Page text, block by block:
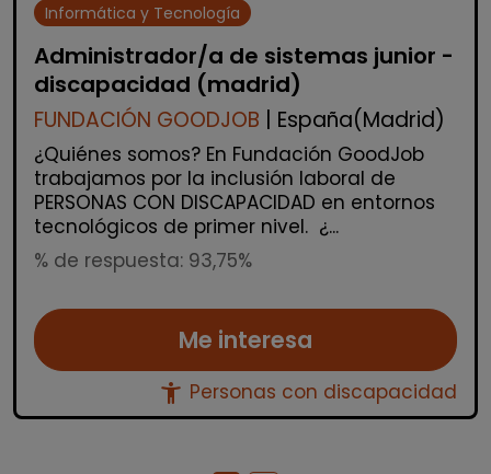
Informática y Tecnología
Administrador/a de sistemas junior -
discapacidad (madrid)
FUNDACIÓN GOODJOB | España(Madrid)
¿Quiénes somos? En Fundación GoodJob
trabajamos por la inclusión laboral de
PERSONAS CON DISCAPACIDAD en entornos
tecnológicos de primer nivel. ¿...
% de respuesta: 93,75%
Me interesa
accessibility_new Personas con discapacidad